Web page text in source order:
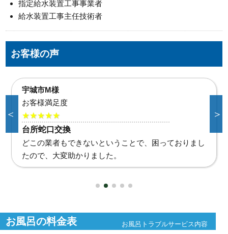
指定給水装置工事事業者
給水装置工事主任技術者
お客様の声
合志市K様
お客様満足度
★★★★★
給湯器水漏れ
直ぐに対応していただき助かりました。また何かあれ
ばお願いいたします。
＜ ＞
お風呂の料金表 お風呂トラブルサービス内容